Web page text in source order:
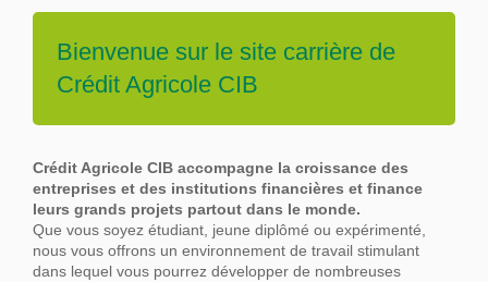
Bienvenue sur le site carrière de
Crédit Agricole CIB
Crédit Agricole CIB accompagne la croissance des
entreprises et des institutions financières et finance
leurs grands projets partout dans le monde.
Que vous soyez étudiant, jeune diplômé ou expérimenté,
nous vous offrons un environnement de travail stimulant
dans lequel vous pourrez développer de nombreuses